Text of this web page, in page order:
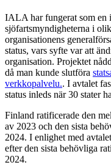
IALA har fungerat som en
sjöfartsmyndigheterna i
organisationens
status, vars syfte var att
organisation. Projektet
då man kunde slutföra
verkkopalvelu.. I avtalet
status inleds när 30 stater
Finland ratificerade den
av 2023 och den sista
2024. I enlighet med
efter den sista behövliga
2024.